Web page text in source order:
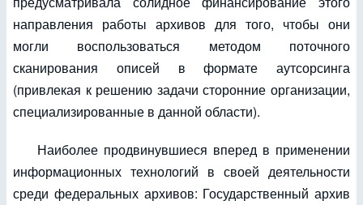
направления работы архивов для того, чтобы они
могли воспользоваться методом поточного
сканирования описей в формате аутсорсинга
(привлекая к решению задачи сторонние организации,
специализированные в данной области).
Наиболее продвинувшиеся вперед в применении
информационных технологий в своей деятельности
среди федеральных архивов: Государственный архив